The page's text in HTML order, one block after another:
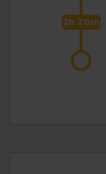
2h 20m